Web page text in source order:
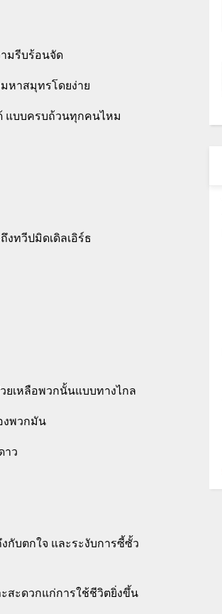
มรีบร้อนจัด
หาสมุทรโดยง่าย
แบบครบถ้วนทุกคนไหม
งทวีปมิดเดิลเอิร์ธ
ยเหลือพวกนั้นแบบทางไกล
งพวกมัน
าว
กับตกใจ และระงับการซี้ซั้ว
สะดวกแก่การใช้ชีวิตยิ่งขึ้น